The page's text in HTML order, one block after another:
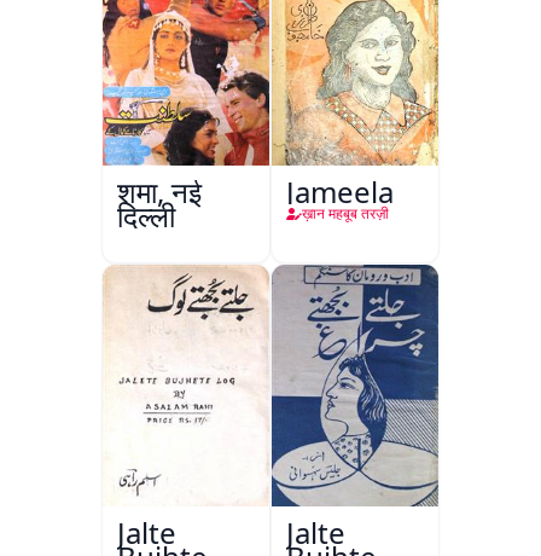
शमा, नई
दिल्ली
Jameela
ख़ान महबूब तरज़ी
Jalte Jalte